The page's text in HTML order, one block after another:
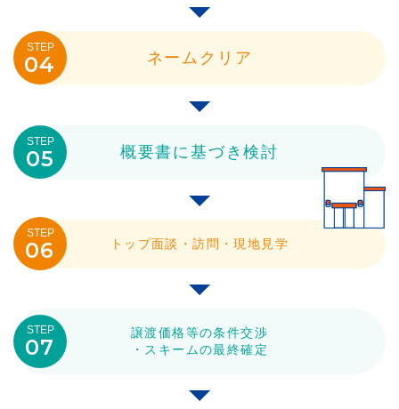
STEP
04 ネームクリア
STEP
05 概要書に基づき検討
STEP
06 トップ面談・訪問・現地見学
STEP
07
譲渡価格等の条件交渉
・スキームの最終確定